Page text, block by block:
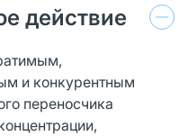
действие
и конкурентным
переносчика